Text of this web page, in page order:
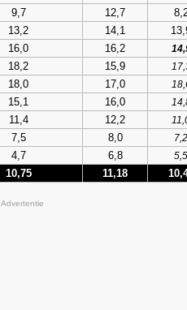
9,7 12,7
13,2 14,1
16,0 16,2
18,2 15,9
18,0 17,0
15,1 16,0
11,4 12,2
7,5 8,0
7,2
4,7 6,8 5,5
10,75 11,18
Advertentie